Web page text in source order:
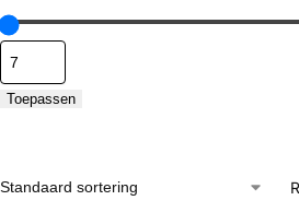
Toepassen